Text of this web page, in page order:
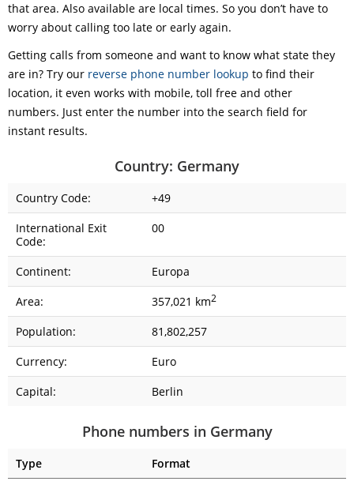
that area. Also available are local times. So you don’t have to
worry about calling too late or early again.
Getting calls from someone and want to know what state they
are in? Try our reverse phone number lookup to find their
location, it even works with mobile, toll free and other
numbers. Just enter the number into the search field for
instant results.
Country: Germany
Country Code:
+49
International Exit
Code:
00
Continent:
Europa
Area:
357,021 km2
Population:
81,802,257
Currency:
Euro
Capital:
Berlin
Phone numbers in Germany
Type
Format